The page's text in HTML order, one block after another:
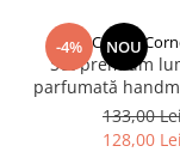
-4% NOU
Candle
Set premium
parfumată
și accesorii
lumânării
133,00
128,00 Lei